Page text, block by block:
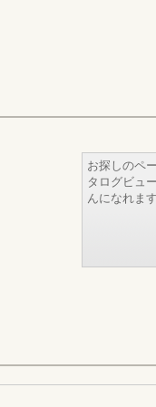
お探しのペ
タログビュ
んになれます